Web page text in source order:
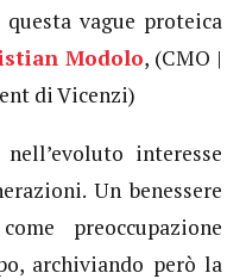
vague proteica
Modolo, (CMO |
di Vicenzi)
interesse
Un benessere
preoccupazione
archiviando però la